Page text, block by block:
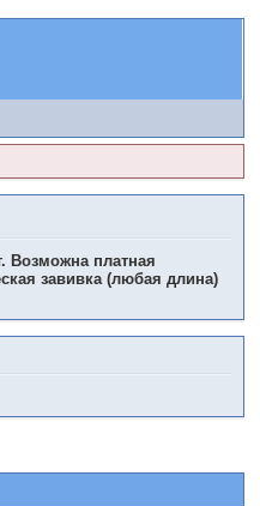
Возможна платная
завивка (любая длина)